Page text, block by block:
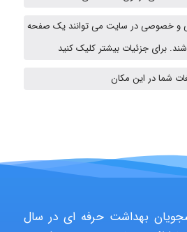
HaddadiMahsa
Niloofar
و خصوصی در سایت می توانند یک صفحه
برای جزئیات بیشتر کلیک کنید
شما در این مکان
بهداشت حرفه ای در سال